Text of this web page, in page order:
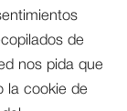
de
nos pida que
la cookie de